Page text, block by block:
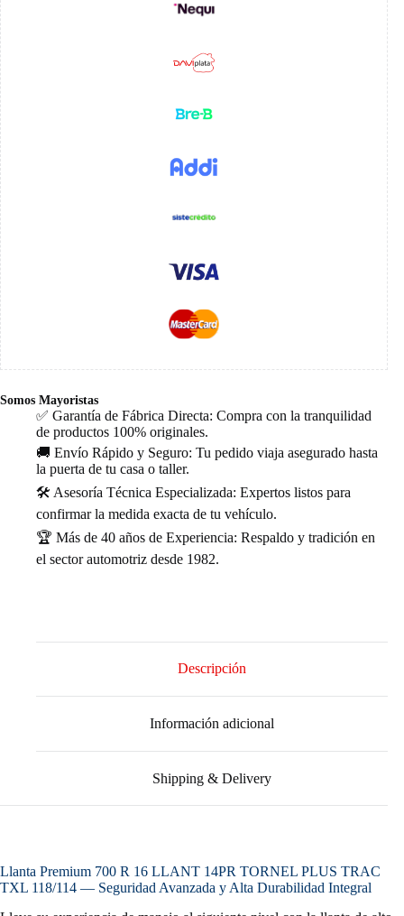
Somos Mayoristas
✅ Garantía de Fábrica Directa: Compra con la tranquilidad
de productos 100% originales.
🚚 Envío Rápido y Seguro: Tu pedido viaja asegurado hasta
la puerta de tu casa o taller.
🛠️ Asesoría Técnica Especializada: Expertos listos para
confirmar la medida exacta de tu vehículo.
🏆 Más de 40 años de Experiencia: Respaldo y tradición en
el sector automotriz desde 1982.
Descripción
Información adicional
Shipping & Delivery
Llanta Premium 700 R 16 LLANT 14PR TORNEL PLUS TRAC
TXL 118/114 — Seguridad Avanzada y Alta Durabilidad Integral